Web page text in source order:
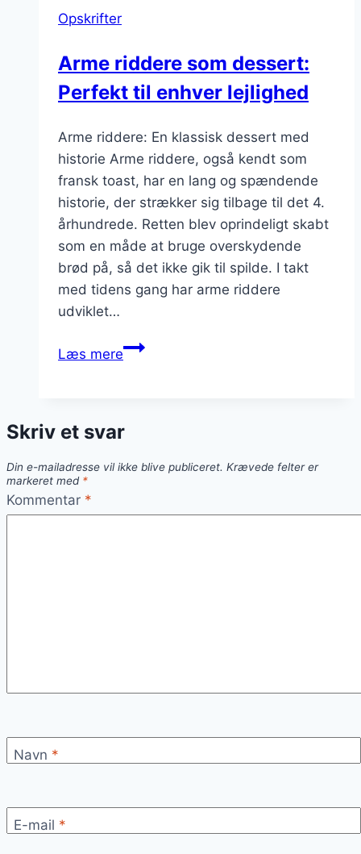
opdatering
Opskrifter
Arme riddere som dessert:
Perfekt til enhver lejlighed
Arme riddere: En klassisk dessert med
historie Arme riddere, også kendt som
fransk toast, har en lang og spændende
historie, der strækker sig tilbage til det 4.
århundrede. Retten blev oprindeligt skabt
som en måde at bruge overskydende
brød på, så det ikke gik til spilde. I takt
med tidens gang har arme riddere
udviklet…
Læs mereArme
Perfekt
enhver
Skriv et svar
Din e-mailadresse vil ikke blive publiceret. Krævede felter er
markeret med *
Kommentar *
Navn *
E-mail *